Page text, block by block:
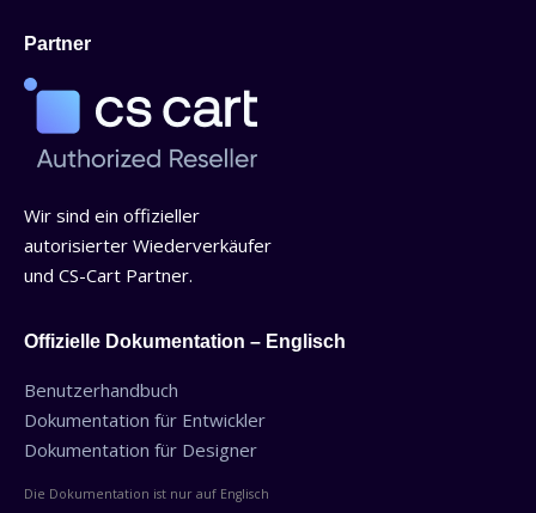
Partner
Wir sind ein offizieller
autorisierter Wiederverkäufer
und CS-Cart Partner.
Offizielle Dokumentation – Englisch
Benutzerhandbuch
Dokumentation für Entwickler
Dokumentation für Designer
Die Dokumentation ist nur auf Englisch